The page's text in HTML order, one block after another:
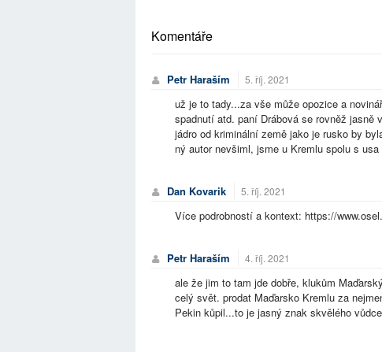
Komentáře
Petr Haraším 5. říj. 2021
už je to tady...za vše může opozice a
spadnutí atd. paní Drábová se rovněž
jádro od kriminální země jako je rusko by
ný autor nevšiml, jsme u Kremlu spolu s
Dan Kovarik 5. říj. 2021
Více podrobností a kontext: https://
Petr Haraším 4. říj. 2021
ale že jim to tam jde dobře, klukům
celý svět. prodat Maďarsko Kremlu za
Pekin kůpil...to je jasný znak skvělého